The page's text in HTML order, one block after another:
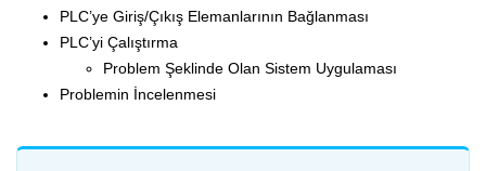
PLC’ye Giriş/Çıkış Elemanlarının Bağlanması
PLC’yi Çalıştırma
Problem Şeklinde Olan Sistem Uygulaması
Problemin İncelenmesi